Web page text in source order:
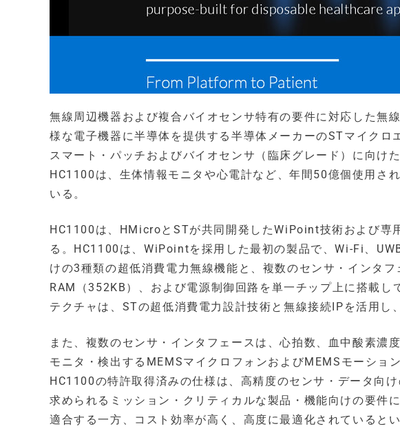
無線周辺機器および複合バイオセンサ特有の要件に対応した無
様な電子機器に半導体を提供する半導体メーカーのSTマイク
スマート・パッチおよびバイオセンサ（臨床グレード）に向け
HC1100は、生体情報モニタや心電計など、年間50億個使用さ
いる。
HC1100は、HMicroとSTが共同開発したWiPoint技術および専
る。HC1100は、WiPointを採用した最初の製品で、Wi-Fi、
けの3種類の超低消費電力無線機能と、複数のセンサ・インタ
RAM（352KB）、および電源制御回路を単一チップ上に搭載
テクチャは、STの超低消費電力設計技術と無線接続IPを活用し
また、複数のセンサ・インタフェースは、心拍数、血中酸素濃
モニタ・検出するMEMSマイクロフォンおよびMEMSモーショ
HC1100の特許取得済みの仕様は、高精度のセンサ・データ向
求められるミッション・クリティカルな製品・機能向けの要件
適合する一方、コスト効率が高く、高度に最適化されているとい